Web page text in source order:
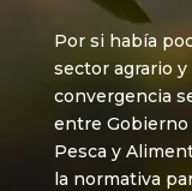
Por si había
sector agrario y
convergencia
entre Gobierno
Pesca y
la normativa